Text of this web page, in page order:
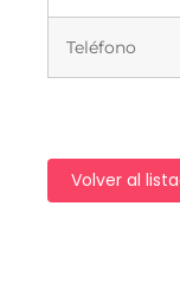
Teléfono
Volver al